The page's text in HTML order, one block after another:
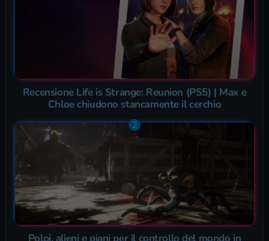
Recensione Life is Strange: Reunion (PS5) | Max e
Chloe chiudono stancamente il cerchio